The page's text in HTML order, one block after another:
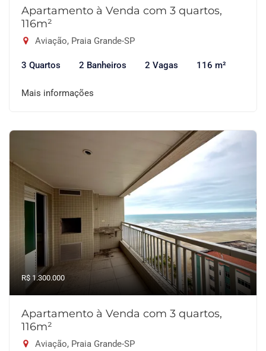
Apartamento à Venda com 3 quartos,
116m²
Aviação, Praia Grande-SP
3 Quartos 2 Banheiros 2 Vagas 116 m²
Mais informações
R$ 1.300.000
Apartamento à Venda com 3 quartos,
116m²
Aviação, Praia Grande-SP